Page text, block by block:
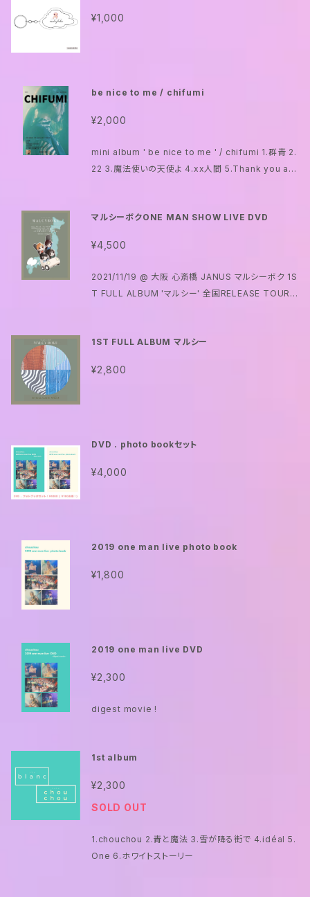
¥1,000
be nice to me / chifumi
¥2,000
mini album ' be nice to me ' / chifumi 1.群青 2.
22 3.魔法使いの天使よ 4.xx人間 5.Thank you alw
マルシーボクONE MAN SHOW LIVE DVD
¥4,500
2021/11/19 @ 大阪 心斎橋 JANUS マルシーボク 1S
T FULL ALBUM 'マルシー' 全国RELEASE TOUR F
1ST FULL ALBUM マルシー
¥2,800
DVD . photo bookセット
¥4,000
2019 one man live photo book
¥1,800
2019 one man live DVD
¥2,300
digest movie !
1st album
¥2,300
SOLD OUT
1.chouchou 2.青と魔法 3.雪が降る街で 4.idéal 5.
One 6.ホワイトストーリー